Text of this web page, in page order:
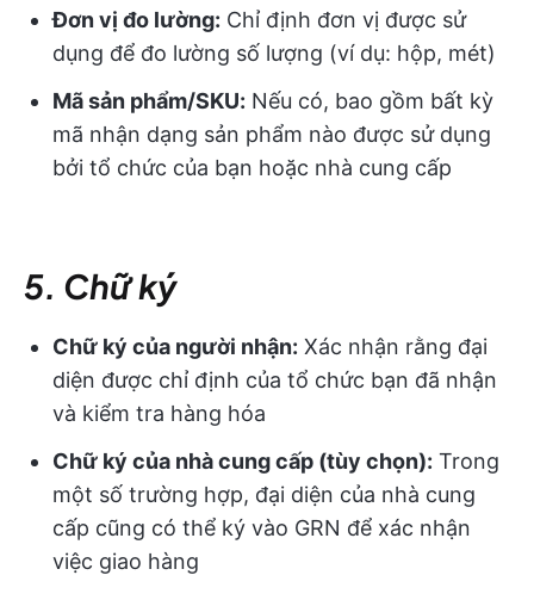
Đơn vị đo lường: Chỉ định đơn vị được sử
dụng để đo lường số lượng (ví dụ: hộp, mét)
Mã sản phẩm/SKU: Nếu có, bao gồm bất kỳ
mã nhận dạng sản phẩm nào được sử dụng
bởi tổ chức của bạn hoặc nhà cung cấp
5. Chữ ký
Chữ ký của người nhận: Xác nhận rằng đại
diện được chỉ định của tổ chức bạn đã nhận
và kiểm tra hàng hóa
Chữ ký của nhà cung cấp (tùy chọn): Trong
một số trường hợp, đại diện của nhà cung
cấp cũng có thể ký vào GRN để xác nhận
việc giao hàng